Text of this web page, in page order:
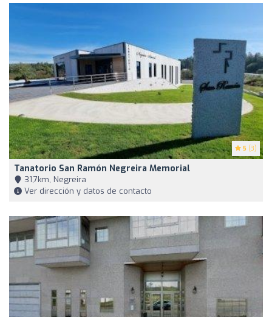
5 (3)
Tanatorio San Ramón Negreira Memorial
31,7km, Negreira
Ver dirección y datos de contacto